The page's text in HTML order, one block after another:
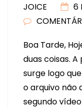
JOICE
6
Boa Tarde,
duas coisas.
surge logo
o arquivo não
segundo